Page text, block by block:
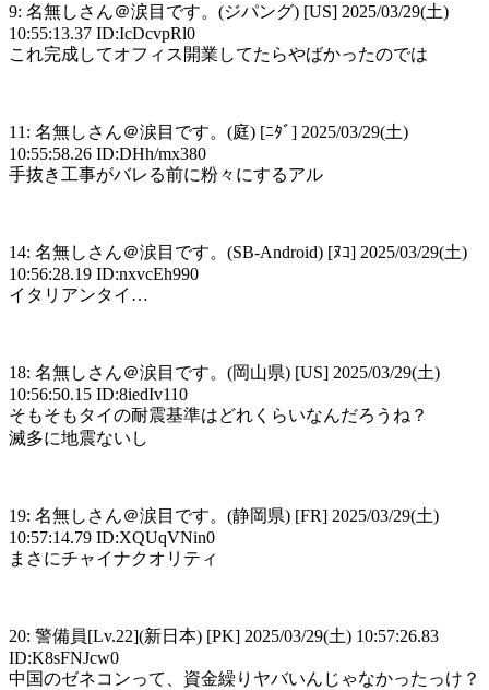
9: 名無しさん＠涙目です。(ジパング) [US] 2025/03/29(土)
10:55:13.37 ID:IcDcvpRl0
これ完成してオフィス開業してたらやばかったのでは
11: 名無しさん＠涙目です。(庭) [ﾆﾀﾞ] 2025/03/29(土)
10:55:58.26 ID:DHh/mx380
手抜き工事がバレる前に粉々にするアル
14: 名無しさん＠涙目です。(SB-Android) [ﾇｺ] 2025/03/29(土)
10:56:28.19 ID:nxvcEh990
イタリアンタイ…
18: 名無しさん＠涙目です。(岡山県) [US] 2025/03/29(土)
10:56:50.15 ID:8iedIv110
そもそもタイの耐震基準はどれくらいなんだろうね？
滅多に地震ないし
19: 名無しさん＠涙目です。(静岡県) [FR] 2025/03/29(土)
10:57:14.79 ID:XQUqVNin0
まさにチャイナクオリティ
20: 警備員[Lv.22](新日本) [PK] 2025/03/29(土) 10:57:26.83
ID:K8sFNJcw0
中国のゼネコンって、資金繰りヤバいんじゃなかったっけ？